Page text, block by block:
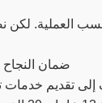
العملية. لكن
ضمان
تقديم خدمات